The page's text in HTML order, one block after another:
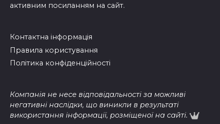
активним посиланням на сайт.
Контактна інформація
Правила користування
Політика конфіденційності
Компанія не несе відповідальності за можливі
негативні наслідки, що виникли в результаті
використання інформації, розміщеної на сайті.